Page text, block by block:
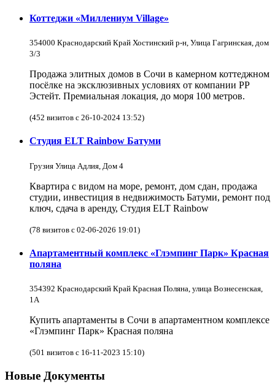
Коттеджи «Миллениум Village»
354000 Краснодарский Край Хостинский р-н, Улица Гагринская, дом
3/3
Продажа элитных домов в Сочи в камерном коттеджном
посёлке на эксклюзивных условиях от компании РР
Эстейт. Премиальная локация, до моря 100 метров.
(452 визитов с 26-10-2024 13:52)
Студия ELT Rainbow Батуми
Грузия Улица Адлия, Дом 4
Квартира с видом на море, ремонт, дом сдан, продажа
студии, инвестиция в недвижимость Батуми, ремонт под
ключ, сдача в аренду, Студия ELT Rainbow
(78 визитов с 02-06-2026 19:01)
Апартаментный комплекс «Глэмпинг Парк» Красная
поляна
354392 Краснодарский Край Красная Поляна, улица Вознесенская,
1А
Купить апартаменты в Сочи в апартаментном комплексе
«Глэмпинг Парк» Красная поляна
(501 визитов с 16-11-2023 15:10)
Новые Документы